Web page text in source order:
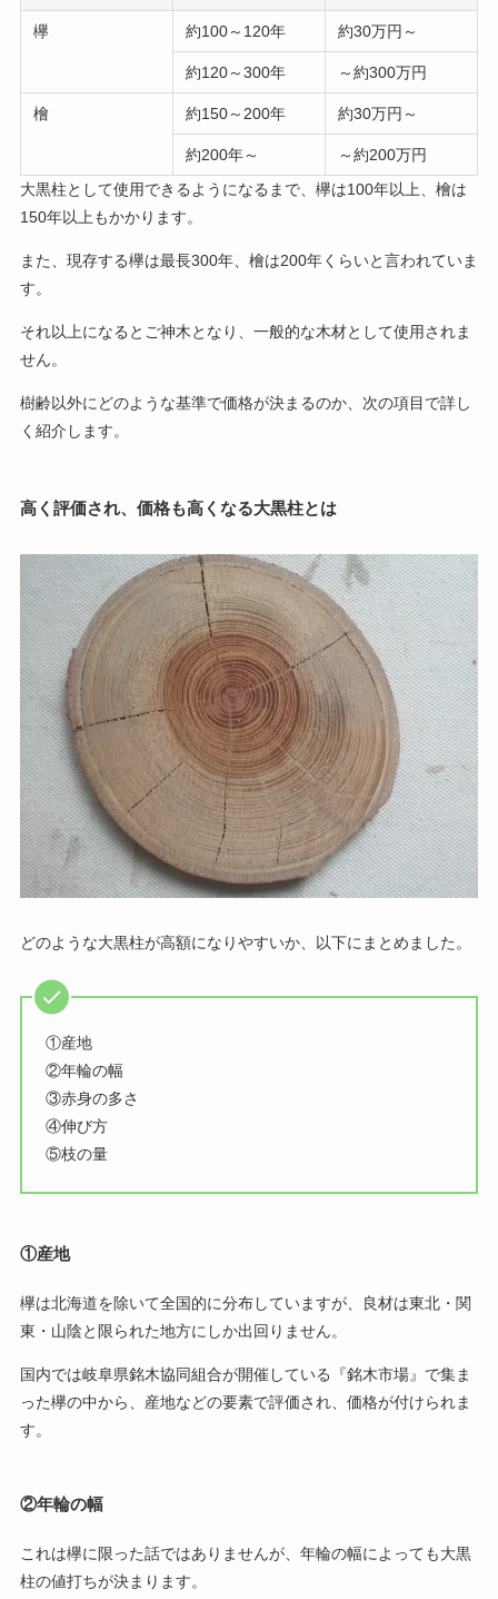
欅 約100～120年 約30万円～
約120～300年 ～約300万円
檜 約150～200年 約30万円～
約200年～
～約200万円
大黒柱として使用できるようになるまで、欅は100年以上、檜は
150年以上もかかります。
また、現存する欅は最長300年、檜は200年くらいと言われていま
す。
それ以上になるとご神木となり、一般的な木材として使用されま
せん。
樹齢以外にどのような基準で価格が決まるのか、次の項目で詳し
く紹介します。
高く評価され、価格も高くなる大黒柱とは
どのような大黒柱が高額になりやすいか、以下にまとめました。
①産地
②年輪の幅
③赤身の多さ
④伸び方
⑤枝の量
①産地
欅は北海道を除いて全国的に分布していますが、良材は東北・関
東・山陰と限られた地方にしか出回りません。
国内では岐阜県銘木協同組合が開催している『銘木市場』で集ま
った欅の中から、産地などの要素で評価され、価格が付けられま
す。
②年輪の幅
これは欅に限った話ではありませんが、年輪の幅によっても大黒
柱の値打ちが決まります。